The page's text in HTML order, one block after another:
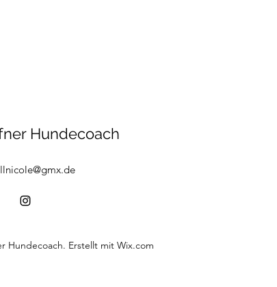
Hundecoach
Hundecoach. Erstellt mit Wix.com